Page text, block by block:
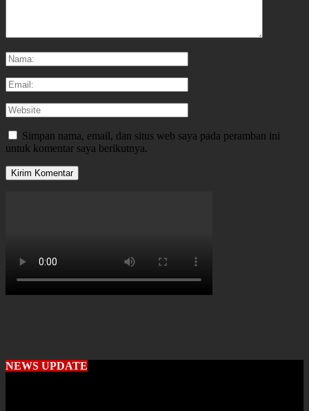
Simpan nama, email, dan situs web saya pada peramban ini
untuk komentar saya berikutnya.
NEWS UPDATE